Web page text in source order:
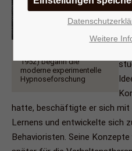
1952) begann die
moderne experimentelle
Hypnoseforschung
er
hatte, beschäftigte er sich mit
Lernens und entwickelte sich
Behavioristen. Seine
Weitere